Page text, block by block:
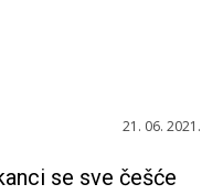
21. 06. 2021.
se sve češće